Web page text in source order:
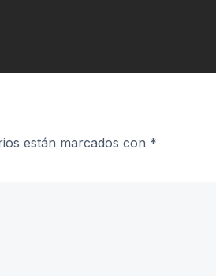
están marcados con *